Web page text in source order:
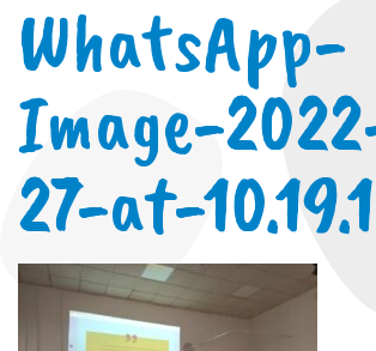
WhatsApp-
Image-
27-at-